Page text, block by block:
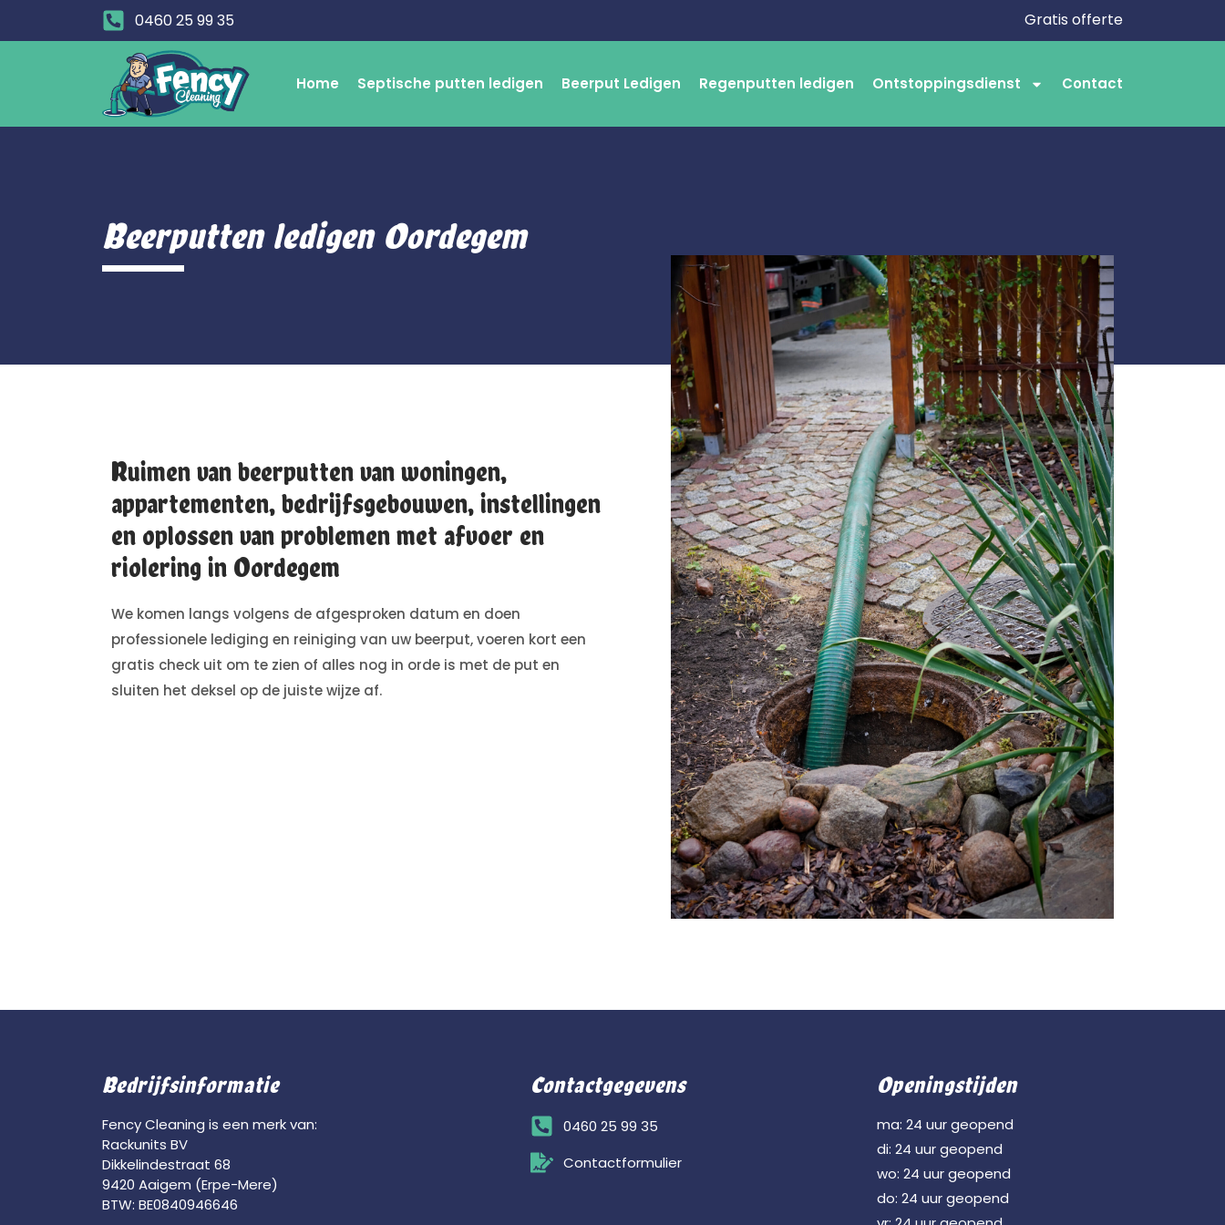
0460 25 99 35 Gratis offerte
Home Septische putten ledigen Beerput Ledigen Regenputten ledigen Ontstoppingsdienst Contact
Beerputten ledigen Oordegem
Ruimen van beerputten van woningen,
appartementen, bedrijfsgebouwen, instellingen
en oplossen van problemen met afvoer en
riolering in Oordegem
We komen langs volgens de afgesproken datum en doen
professionele lediging en reiniging van uw beerput, voeren kort een
gratis check uit om te zien of alles nog in orde is met de put en
sluiten het deksel op de juiste wijze af.
Bedrijfsinformatie
Fency Cleaning is een merk van:
Rackunits BV
Dikkelindestraat 68
9420 Aaigem (Erpe-Mere)
BTW: BE0840946646
Contactgegevens
0460 25 99 35
Contactformulier
Openingstijden
ma: 24 uur geopend
di: 24 uur geopend
wo: 24 uur geopend
do: 24 uur geopend